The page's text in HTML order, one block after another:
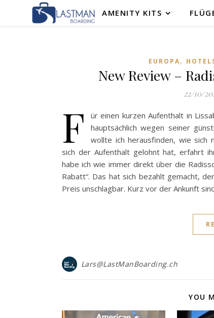
AMENITY KITS
EUROPA,
New Review –
22/10/
F
ür einen kurzen Aufenthalt in
hauptsächlich wegen seiner
wollte ich herausfinden, wie sich
sich der Aufenthalt gelohnt hat, erfahrt
habe ich wie immer direkt über die
Rabatt“. Das hat sich bezahlt gemacht,
Preis unschlagbar. Kurz vor der Ankunft
Lars@LastManBoarding.ch
YOU